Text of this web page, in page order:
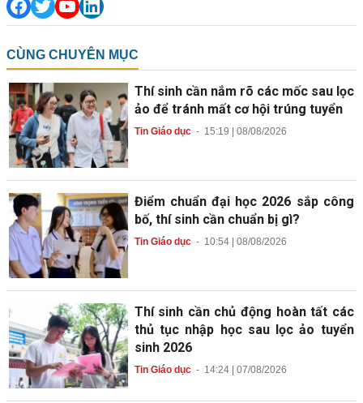
CÙNG CHUYÊN MỤC
Thí sinh cần nắm rõ các mốc sau lọc
ảo để tránh mất cơ hội trúng tuyển
Tin Giáo dục- 15:19 | 08/08/2026
Điểm chuẩn đại học 2026 sắp công
bố, thí sinh cần chuẩn bị gì?
Tin Giáo dục- 10:54 | 08/08/2026
Thí sinh cần chủ động hoàn tất các
thủ tục nhập học sau lọc ảo tuyển
sinh 2026
Tin Giáo dục- 14:24 | 07/08/2026